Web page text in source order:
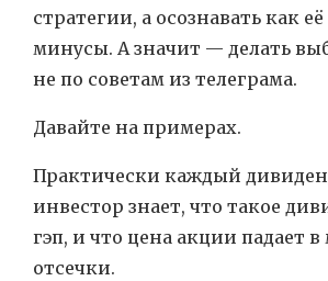
стратегии, а осознавать как
минусы. А значит — делать
не по советам из телеграма.
Давайте на примерах.
Практически каждый
инвестор знает, что такое
гэп, и что цена акции падает
отсечки.